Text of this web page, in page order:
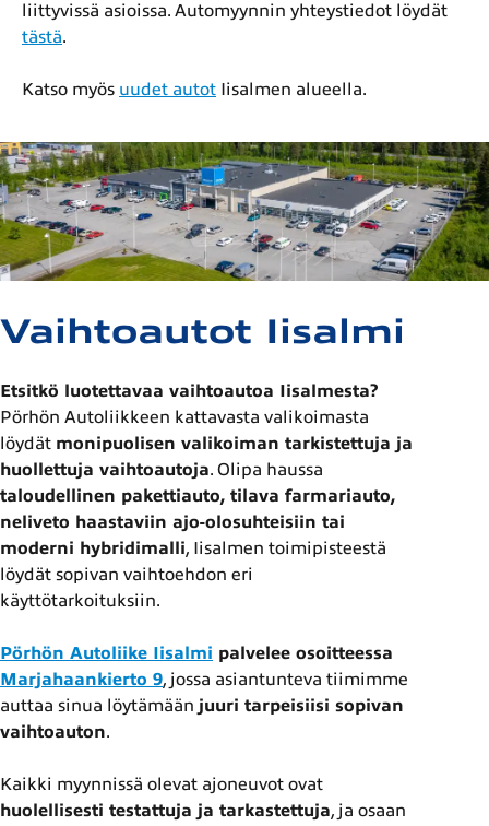
Vaihtoautot Iisalmi
Etsitkö luotettavaa vaihtoautoa Iisalmesta?
Pörhön Autoliikkeen kattavasta valikoimasta
löydät monipuolisen valikoiman tarkistettuja ja
huollettuja vaihtoautoja. Olipa haussa
taloudellinen pakettiauto, tilava farmariauto,
neliveto haastaviin ajo-olosuhteisiin tai
moderni hybridimalli, Iisalmen toimipisteestä
löydät sopivan vaihtoehdon eri
käyttötarkoituksiin.
Pörhön Autoliike Iisalmi palvelee osoitteessa
Marjahaankierto 9, jossa asiantunteva tiimimme
auttaa sinua löytämään juuri tarpeisiisi sopivan
vaihtoauton.
Kaikki myynnissä olevat ajoneuvot ovat
huolellisesti testattuja ja tarkastettuja, ja osaan
liittyvissä asioissa. Automyynnin yhteystiedot löydät
tästä.
Katso myös uudet autot Iisalmen alueella.